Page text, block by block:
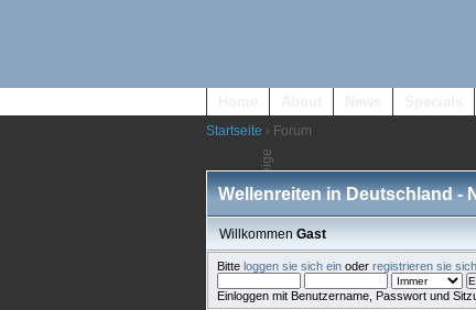
Startseite › Forum
Wellenreiten in Deutschland -
WillkommenGast
Bitte loggen sie sich einoder registrieren sie sich
Einloggen mit Benutzername, Passwort und